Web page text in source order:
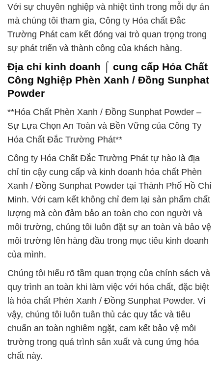
Với sự chuyên nghiệp và nhiệt tình trong mỗi dự án
mà chúng tôi tham gia, Công ty Hóa chất Đắc
Trường Phát cam kết đóng vai trò quan trọng trong
sự phát triển và thành công của khách hàng.
Địa chỉ kinh doanh ⌠ cung cấp Hóa Chất
Công Nghiệp Phèn Xanh / Đồng Sunphat
Powder
**Hóa Chất Phèn Xanh / Đồng Sunphat Powder –
Sự Lựa Chọn An Toàn và Bền Vững của Công Ty
Hóa Chất Đắc Trường Phát**
Công ty Hóa Chất Đắc Trường Phát tự hào là địa
chỉ tin cậy cung cấp và kinh doanh hóa chất Phèn
Xanh / Đồng Sunphat Powder tại Thành Phố Hồ Chí
Minh. Với cam kết không chỉ đem lại sản phẩm chất
lượng mà còn đảm bảo an toàn cho con người và
môi trường, chúng tôi luôn đặt sự an toàn và bảo vệ
môi trường lên hàng đầu trong mục tiêu kinh doanh
của mình.
Chúng tôi hiểu rõ tầm quan trọng của chính sách và
quy trình an toàn khi làm việc với hóa chất, đặc biệt
là hóa chất Phèn Xanh / Đồng Sunphat Powder. Vì
vậy, chúng tôi luôn tuân thủ các quy tắc và tiêu
chuẩn an toàn nghiêm ngặt, cam kết bảo vệ môi
trường trong quá trình sản xuất và cung ứng hóa
chất này.